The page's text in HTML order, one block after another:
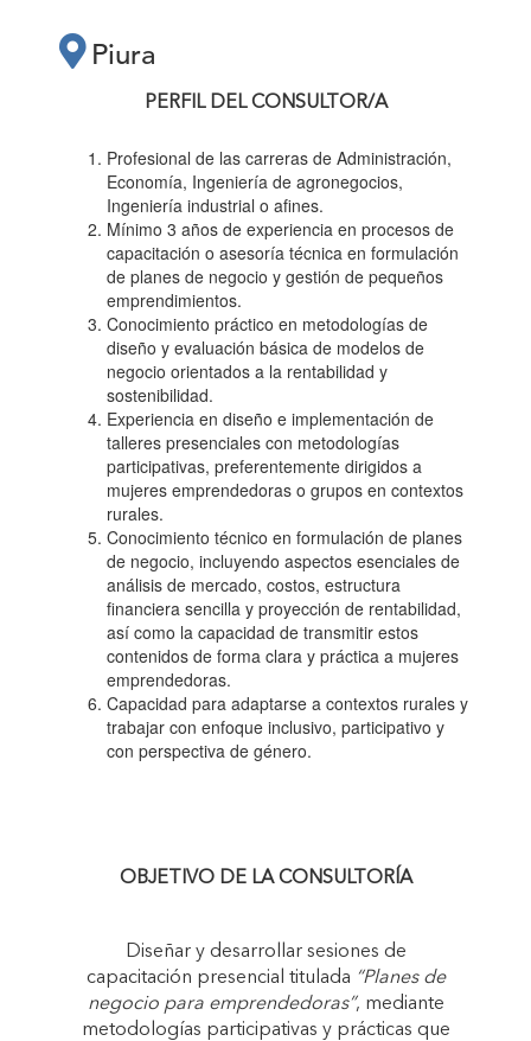
“PLANES DE
NEGOCIO PARA
EMPRENDEDORAS”"
Piura
PERFIL DEL CONSULTOR/A
Profesional de las carreras de Administración,
Economía, Ingeniería de agronegocios,
Ingeniería industrial o afines.
Mínimo 3 años de experiencia en procesos de
capacitación o asesoría técnica en formulación
de planes de negocio y gestión de pequeños
emprendimientos.
Conocimiento práctico en metodologías de
diseño y evaluación básica de modelos de
negocio orientados a la rentabilidad y
sostenibilidad.
Experiencia en diseño e implementación de
talleres presenciales con metodologías
participativas, preferentemente dirigidos a
mujeres emprendedoras o grupos en contextos
rurales.
Conocimiento técnico en formulación de planes
de negocio, incluyendo aspectos esenciales de
análisis de mercado, costos, estructura
financiera sencilla y proyección de rentabilidad,
así como la capacidad de transmitir estos
contenidos de forma clara y práctica a mujeres
emprendedoras.
Capacidad para adaptarse a contextos rurales y
trabajar con enfoque inclusivo, participativo y
con perspectiva de género.
OBJETIVO DE LA CONSULTORÍA
Diseñar y desarrollar sesiones de
capacitación presencial titulada “Planes de
negocio para emprendedoras”, mediante
metodologías participativas y prácticas que